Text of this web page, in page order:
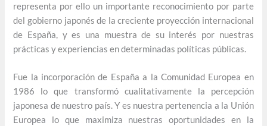
representa por ello un importante reconocimiento por parte
del gobierno japonés de la creciente proyección internacional
de España, y es una muestra de su interés por nuestras
prácticas y experiencias en determinadas políticas públicas.
Fue la incorporación de España a la Comunidad Europea en
1986 lo que transformó cualitativamente la percepción
japonesa de nuestro país. Y es nuestra pertenencia a la Unión
Europea lo que maximiza nuestras oportunidades en la